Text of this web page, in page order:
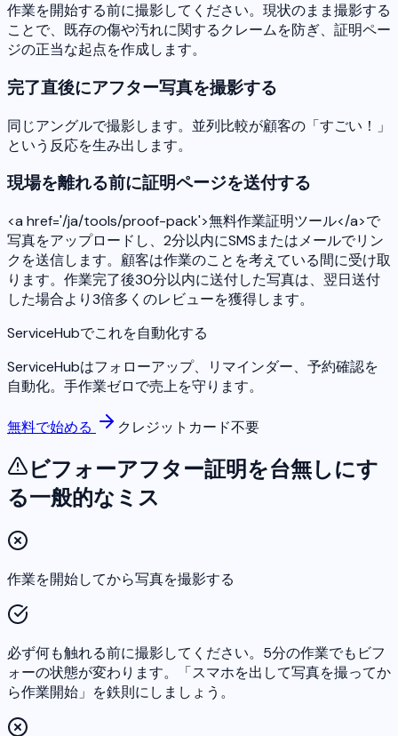
作業を開始する前に撮影してください。現状のまま撮影する
ことで、既存の傷や汚れに関するクレームを防ぎ、証明ペー
ジの正当な起点を作成します。
完了直後にアフター写真を撮影する
同じアングルで撮影します。並列比較が顧客の「すごい！」
という反応を生み出します。
現場を離れる前に証明ページを送付する
<a href='/ja/tools/proof-pack'>無料作業証明ツール</a>で
写真をアップロードし、2分以内にSMSまたはメールでリン
クを送信します。顧客は作業のことを考えている間に受け取
ります。作業完了後30分以内に送付した写真は、翌日送付
した場合より3倍多くのレビューを獲得します。
ServiceHubでこれを自動化する
ServiceHubはフォローアップ、リマインダー、予約確認を
自動化。手作業ゼロで売上を守ります。
無料で始める クレジットカード不要
ビフォーアフター証明を台無しにす
る一般的なミス
作業を開始してから写真を撮影する
必ず何も触れる前に撮影してください。5分の作業でもビフ
ォーの状態が変わります。「スマホを出して写真を撮ってか
ら作業開始」を鉄則にしましょう。